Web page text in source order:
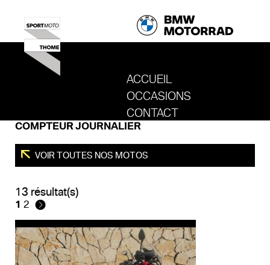
ACCUEIL
REVENIR AU SITE DE SPORT MOTO
OCCASIONS
CONTACT
COMPTEUR JOURNALIER
VOIR TOUTES NOS MOTOS
13 résultat(s)
1 2